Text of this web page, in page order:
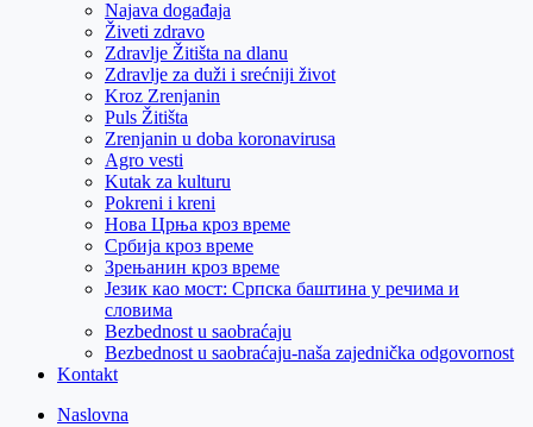
Najava događaja
Živeti zdravo
Zdravlje Žitišta na dlanu
Zdravlje za duži i srećniji život
Kroz Zrenjanin
Puls Žitišta
Zrenjanin u doba koronavirusa
Agro vesti
Kutak za kulturu
Pokreni i kreni
Нова Црња кроз време
Србија кроз време
Зрењанин кроз време
Језик као мост: Српска баштина у речима и
словима
Bezbednost u saobraćaju
Bezbednost u saobraćaju-naša zajednička odgovornost
Kontakt
Naslovna